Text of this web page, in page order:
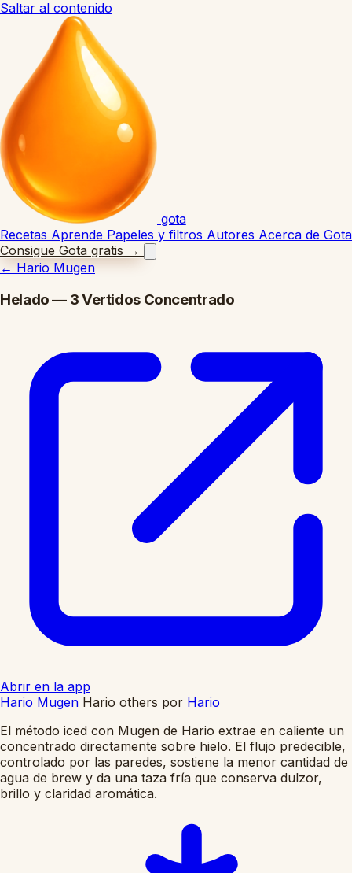
Saltar al contenido
gota
Recetas Aprende Papeles y filtros Autores Acerca de Gota
Consigue Gota gratis →
← Hario Mugen
Helado — 3 Vertidos Concentrado
Abrir en la app
Hario Mugen Hario others por Hario
El método iced con Mugen de Hario extrae en caliente un
concentrado directamente sobre hielo. El flujo predecible,
controlado por las paredes, sostiene la menor cantidad de
agua de brew y da una taza fría que conserva dulzor,
brillo y claridad aromática.